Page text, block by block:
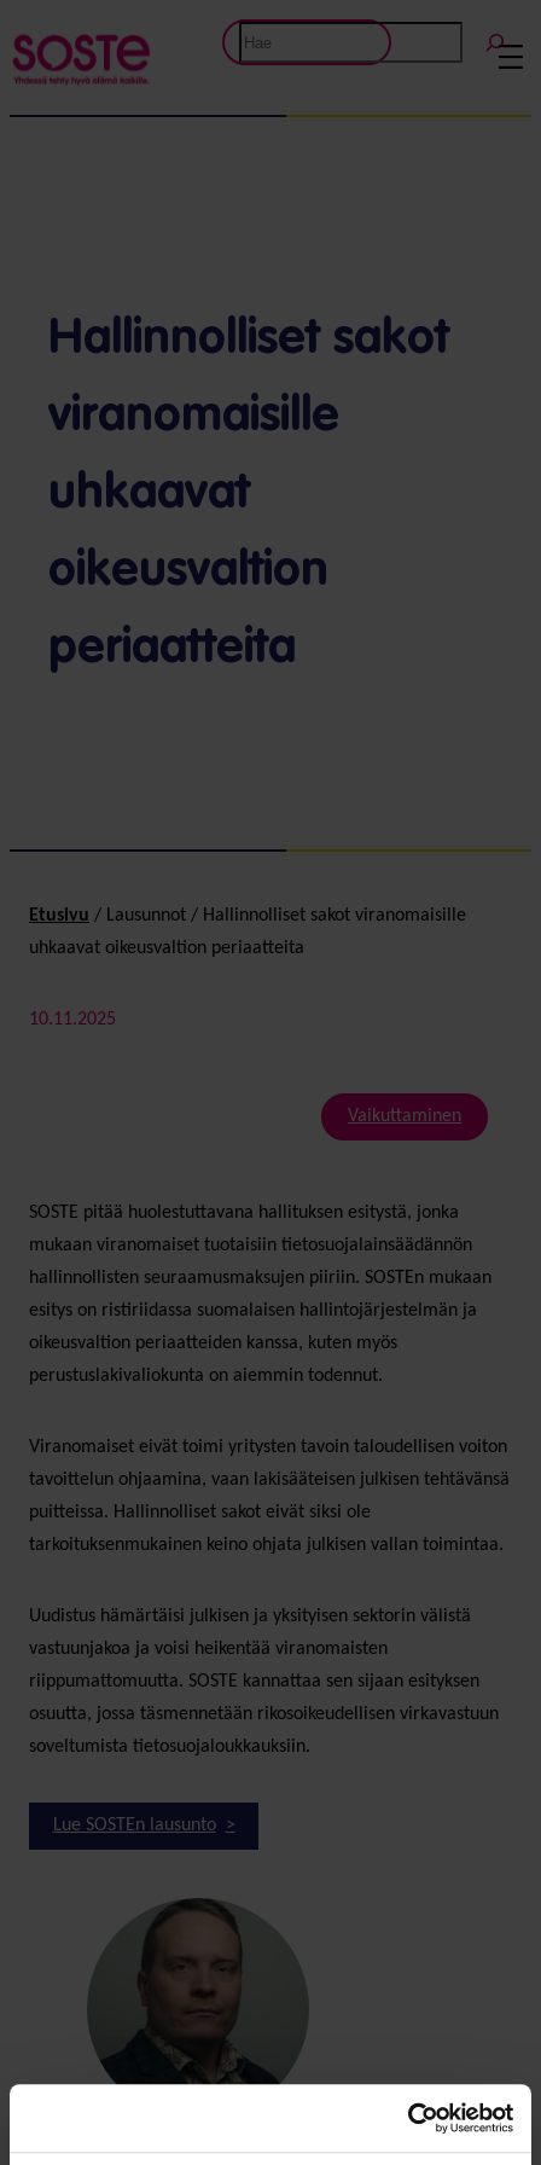
Etsi
Hallinnolliset sakot
viranomaisille
uhkaavat
oikeusvaltion
periaatteita
Etusivu / Lausunnot / Hallinnolliset sakot viranomaisille
uhkaavat oikeusvaltion periaatteita
10.11.2025
Vaikuttaminen
SOSTE pitää huolestuttavana hallituksen esitystä, jonka
mukaan viranomaiset tuotaisiin tietosuojalainsäädännön
hallinnollisten seuraamusmaksujen piiriin. SOSTEn mukaan
esitys on ristiriidassa suomalaisen hallintojärjestelmän ja
oikeusvaltion periaatteiden kanssa, kuten myös
perustuslakivaliokunta on aiemmin todennut.
Viranomaiset eivät toimi yritysten tavoin taloudellisen voiton
tavoittelun ohjaamina, vaan lakisääteisen julkisen tehtävänsä
puitteissa. Hallinnolliset sakot eivät siksi ole
tarkoituksenmukainen keino ohjata julkisen vallan toimintaa.
Uudistus hämärtäisi julkisen ja yksityisen sektorin välistä
vastuunjakoa ja voisi heikentää viranomaisten
riippumattomuutta. SOSTE kannattaa sen sijaan esityksen
osuutta, jossa täsmennetään rikosoikeudellisen virkavastuun
soveltumista tietosuojaloukkauksiin.
Lue SOSTEn lausunto
Patrik Metsätähti